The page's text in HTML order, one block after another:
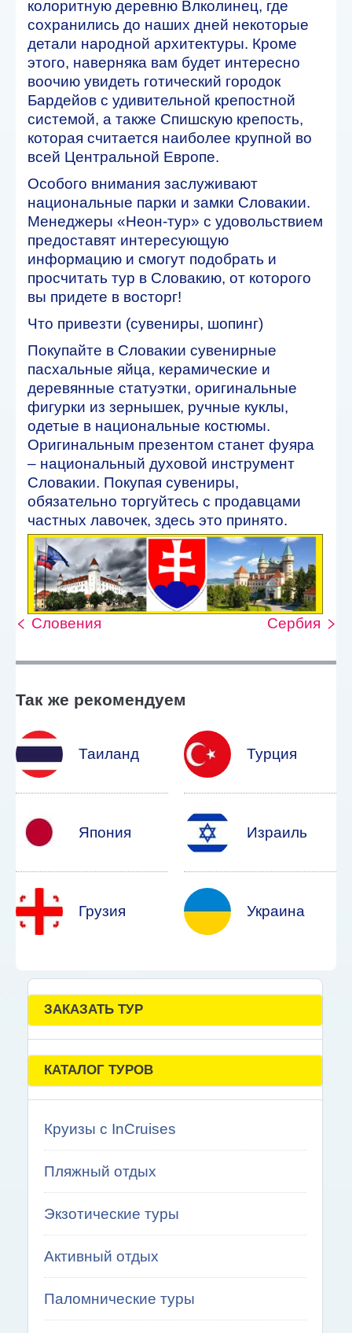
колоритную деревню Влколинец, где
сохранились до наших дней некоторые
детали народной архитектуры. Кроме
этого, наверняка вам будет интересно
воочию увидеть готический городок
Бардейов с удивительной крепостной
системой, а также Спишскую крепость,
которая считается наиболее крупной во
всей Центральной Европе.
Особого внимания заслуживают
национальные парки и замки Словакии.
Менеджеры «Неон-тур» с удовольствием
предоставят интересующую
информацию и смогут подобрать и
просчитать тур в Словакию, от которого
вы придете в восторг!
Что привезти (сувениры, шопинг)
Покупайте в Словакии сувенирные
пасхальные яйца, керамические и
деревянные статуэтки, оригинальные
фигурки из зернышек, ручные куклы,
одетые в национальные костюмы.
Оригинальным презентом станет фуяра
– национальный духовой инструмент
Словакии. Покупая сувениры,
обязательно торгуйтесь с продавцами
частных лавочек, здесь это принято.
Словения Сербия
Так же рекомендуем
Таиланд Турция
Япония Израиль
Грузия Украина
ЗАКАЗАТЬ ТУР
КАТАЛОГ ТУРОВ
Круизы с InCruises
Пляжный отдых
Экзотические туры
Активный отдых
Паломнические туры